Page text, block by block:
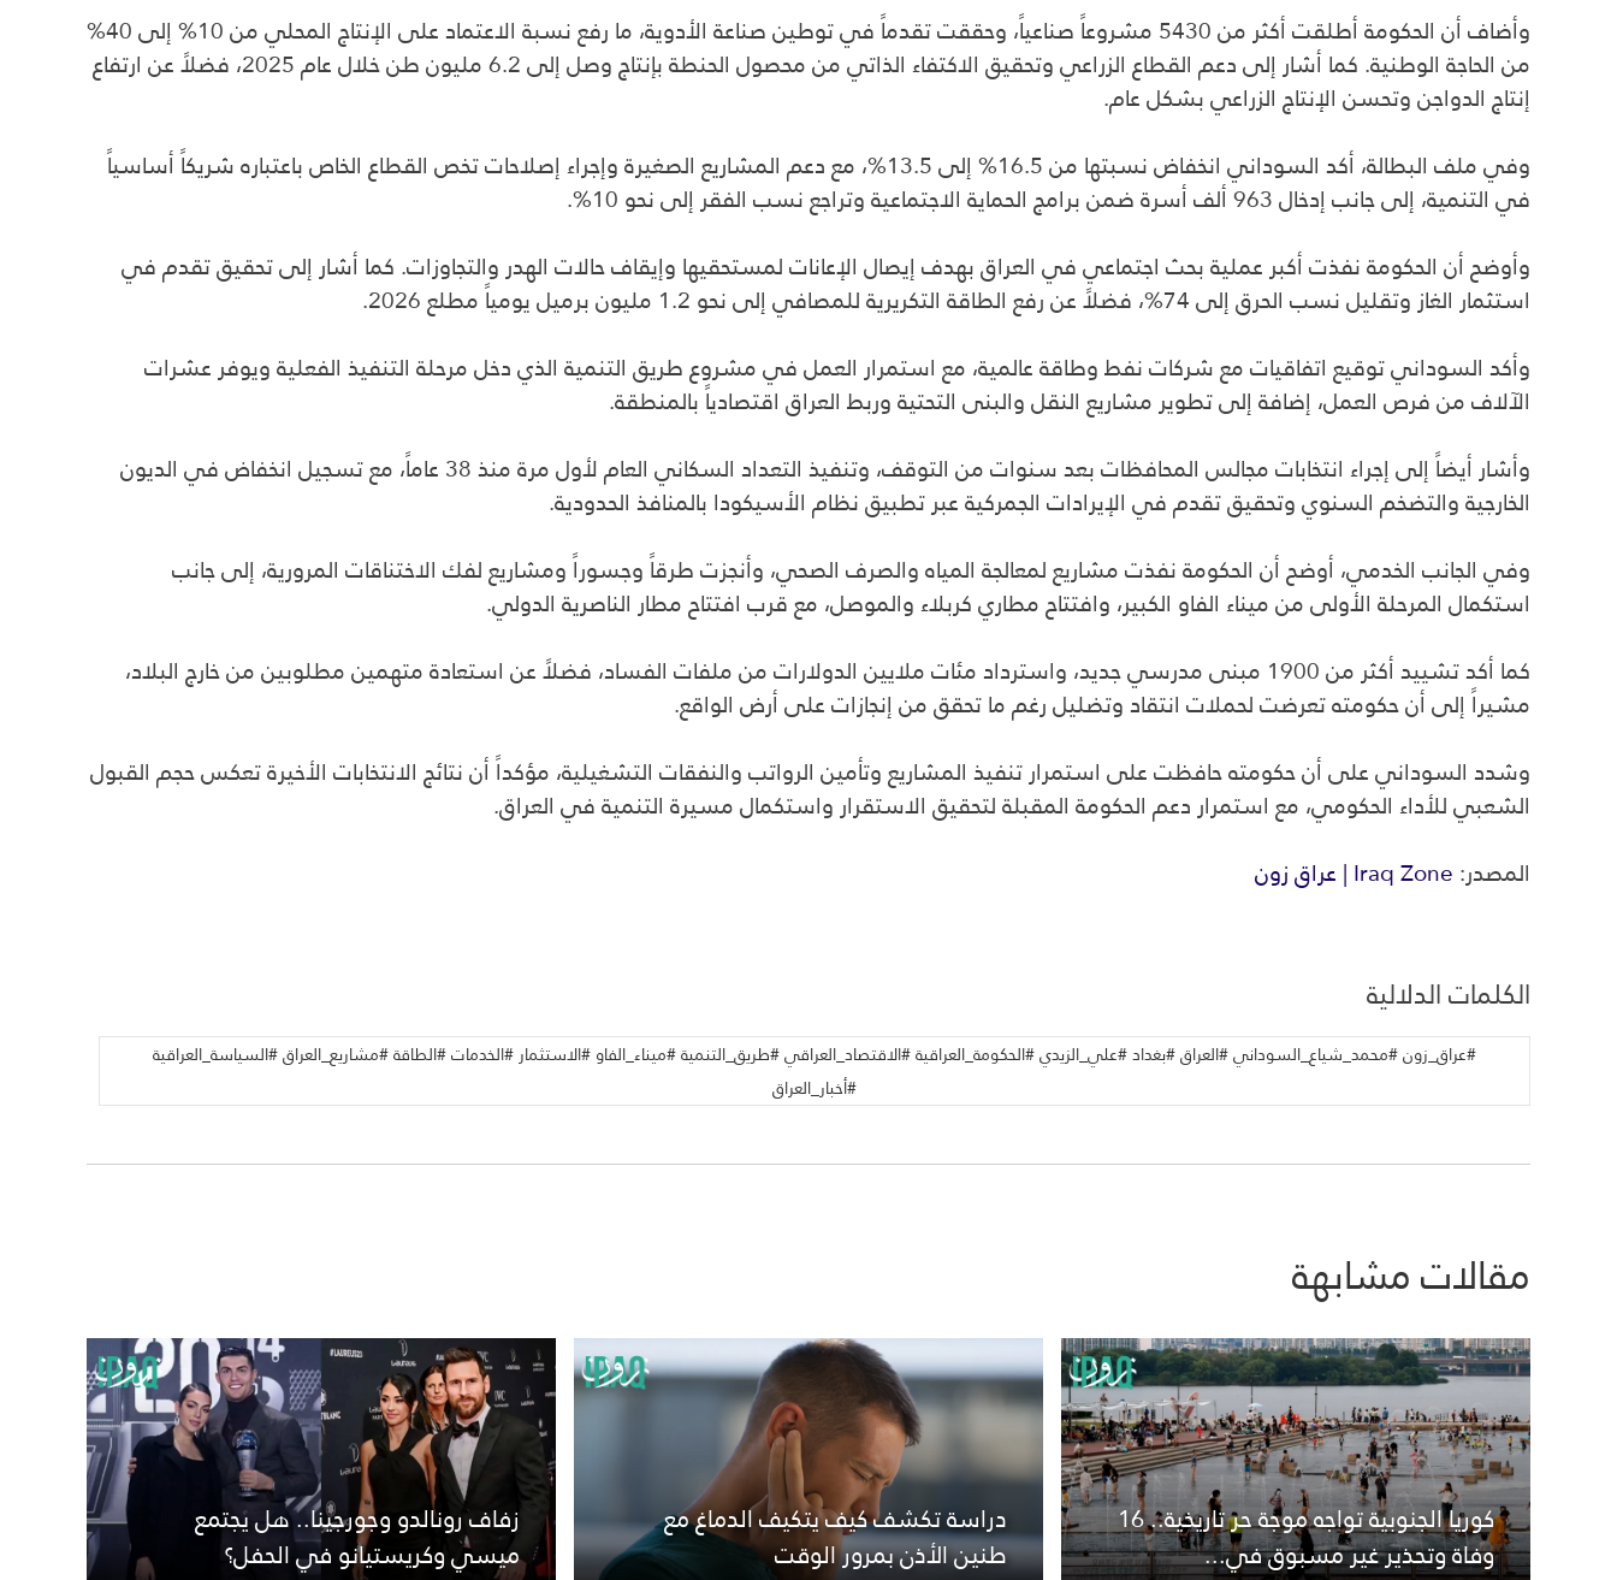
وأضاف أن الحكومة أطلقت أكثر من 5430 مشروعاً صناعياً، وحققت تقدماً في توطين صناعة الأدوية، ما رفع نسبة الاعتماد على الإنتاج المحلي من 10% إلى 40%
من الحاجة الوطنية. كما أشار إلى دعم القطاع الزراعي وتحقيق الاكتفاء الذاتي من محصول الحنطة بإنتاج وصل إلى 6.2 مليون طن خلال عام 2025، فضلاً عن ارتفاع
إنتاج الدواجن وتحسن الإنتاج الزراعي بشكل عام.
وفي ملف البطالة، أكد السوداني انخفاض نسبتها من 16.5% إلى 13.5%، مع دعم المشاريع الصغيرة وإجراء إصلاحات تخص القطاع الخاص باعتباره شريكاً أساسياً
في التنمية، إلى جانب إدخال 963 ألف أسرة ضمن برامج الحماية الاجتماعية وتراجع نسب الفقر إلى نحو 10%.
وأوضح أن الحكومة نفذت أكبر عملية بحث اجتماعي في العراق بهدف إيصال الإعانات لمستحقيها وإيقاف حالات الهدر والتجاوزات. كما أشار إلى تحقيق تقدم في
استثمار الغاز وتقليل نسب الحرق إلى 74%، فضلاً عن رفع الطاقة التكريرية للمصافي إلى نحو 1.2 مليون برميل يومياً مطلع 2026.
وأكد السوداني توقيع اتفاقيات مع شركات نفط وطاقة عالمية، مع استمرار العمل في مشروع طريق التنمية الذي دخل مرحلة التنفيذ الفعلية ويوفر عشرات
الآلاف من فرص العمل، إضافة إلى تطوير مشاريع النقل والبنى التحتية وربط العراق اقتصادياً بالمنطقة.
وأشار أيضاً إلى إجراء انتخابات مجالس المحافظات بعد سنوات من التوقف، وتنفيذ التعداد السكاني العام لأول مرة منذ 38 عاماً، مع تسجيل انخفاض في الديون
الخارجية والتضخم السنوي وتحقيق تقدم في الإيرادات الجمركية عبر تطبيق نظام الأسيكودا بالمنافذ الحدودية.
وفي الجانب الخدمي، أوضح أن الحكومة نفذت مشاريع لمعالجة المياه والصرف الصحي، وأنجزت طرقاً وجسوراً ومشاريع لفك الاختناقات المرورية، إلى جانب
استكمال المرحلة الأولى من ميناء الفاو الكبير، وافتتاح مطاري كربلاء والموصل، مع قرب افتتاح مطار الناصرية الدولي.
كما أكد تشييد أكثر من 1900 مبنى مدرسي جديد، واسترداد مئات ملايين الدولارات من ملفات الفساد، فضلاً عن استعادة متهمين مطلوبين من خارج البلاد،
مشيراً إلى أن حكومته تعرضت لحملات انتقاد وتضليل رغم ما تحقق من إنجازات على أرض الواقع.
وشدد السوداني على أن حكومته حافظت على استمرار تنفيذ المشاريع وتأمين الرواتب والنفقات التشغيلية، مؤكداً أن نتائج الانتخابات الأخيرة تعكس حجم القبول
الشعبي للأداء الحكومي، مع استمرار دعم الحكومة المقبلة لتحقيق الاستقرار واستكمال مسيرة التنمية في العراق.
المصدر:Iraq Zone | عراق زون
الكلمات الدلالية
#عراق_زون #محمد_شياع_السوداني #العراق #بغداد #علي_الزيدي #الحكومة_العراقية #الاقتصاد_العراقي #طريق_التنمية #ميناء_الفاو #الاستثمار #الخدمات #الطاقة #مشاريع_العراق #السياسة_العراقية
#أخبار_العراق
مقالات مشابهة
كوريا الجنوبية تواجه موجة حر تاريخية.. 16
وفاة وتحذير غير مسبوق في...
دراسة تكشف كيف يتكيف الدماغ مع
طنين الأذن بمرور الوقت
زفاف رونالدو وجورجينا.. هل يجتمع
ميسي وكريستيانو في الحفل؟